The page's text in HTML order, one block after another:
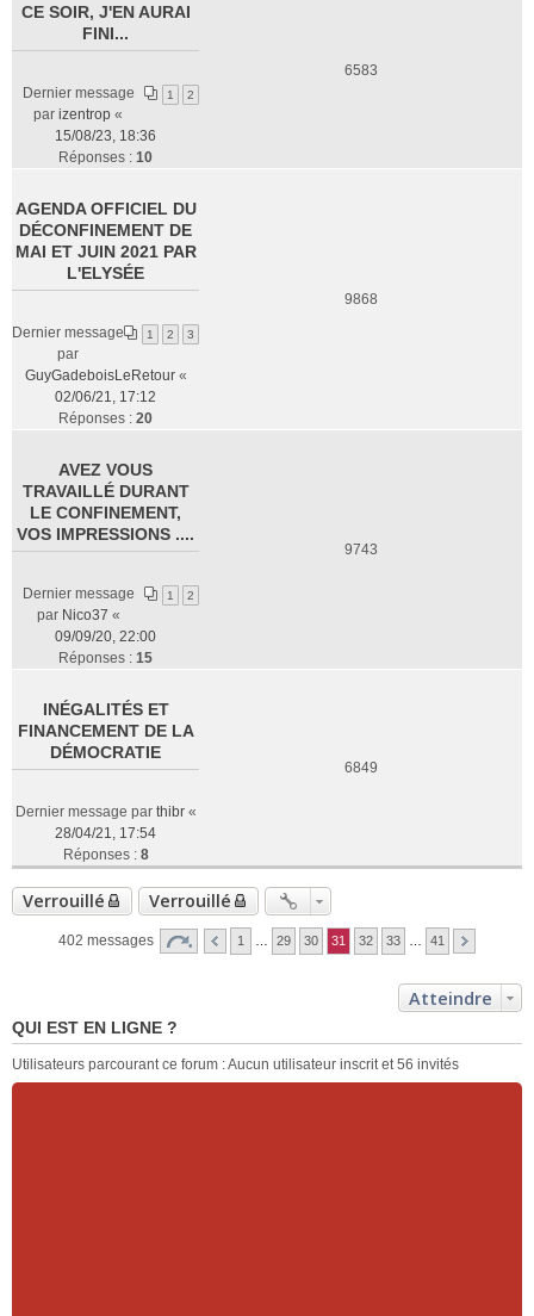
CE SOIR, J'EN AURAI
FINI...
1 2
Dernier message
par izentrop «
15/08/23, 18:36
Réponses : 10
6583
AGENDA OFFICIEL DU
DÉCONFINEMENT DE
MAI ET JUIN 2021 PAR
L'ELYSÉE
1 2 3
Dernier message
par
GuyGadeboisLeRetour«
02/06/21, 17:12
Réponses : 20
9868
AVEZ VOUS
TRAVAILLÉ DURANT
LE CONFINEMENT,
VOS IMPRESSIONS ....
1 2
Dernier message
par Nico37 «
09/09/20, 22:00
Réponses : 15
9743
INÉGALITÉS ET
FINANCEMENT DE LA
DÉMOCRATIE
Dernier message par thibr«
28/04/21, 17:54
Réponses : 8
6849
Verrouillé Verrouillé
402 messages 1 29 30 31 32 33 41
Atteindre
QUI EST EN LIGNE ?
Utilisateurs parcourant ce forum : Aucun utilisateur inscrit et 56 invités